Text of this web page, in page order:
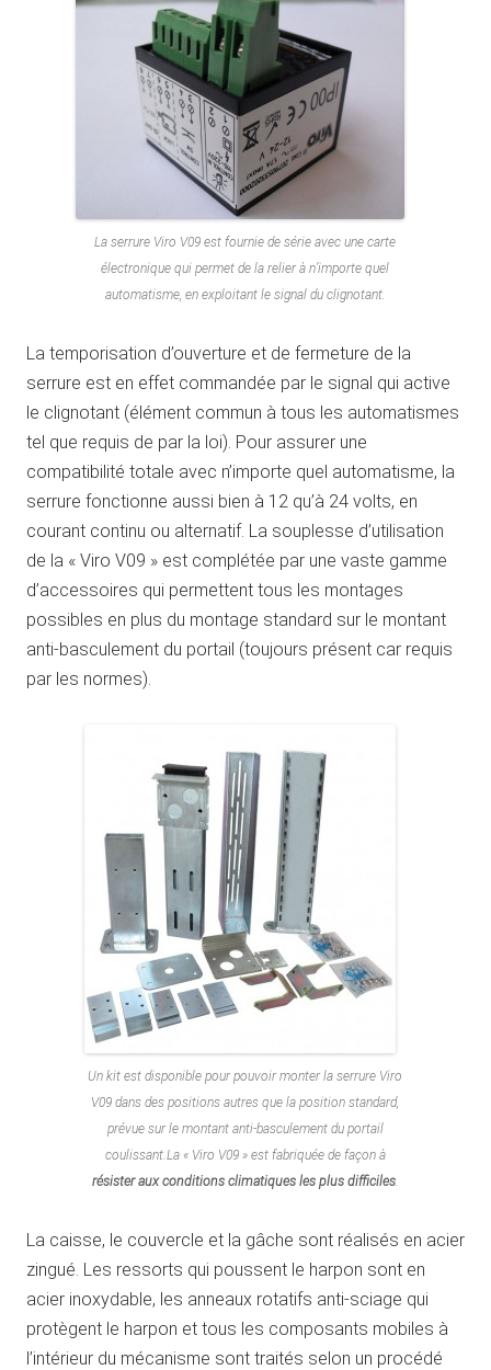
La serrure Viro V09 est fournie de série avec une carte
électronique qui permet de la relier à n’importe quel
automatisme, en exploitant le signal du clignotant.
La temporisation d’ouverture et de fermeture de la
serrure est en effet commandée par le signal qui active
le clignotant (élément commun à tous les automatismes
tel que requis de par la loi). Pour assurer une
compatibilité totale avec n’importe quel automatisme, la
serrure fonctionne aussi bien à 12 qu’à 24 volts, en
courant continu ou alternatif. La souplesse d’utilisation
de la « Viro V09 » est complétée par une vaste gamme
d’accessoires qui permettent tous les montages
possibles en plus du montage standard sur le montant
anti-basculement du portail (toujours présent car requis
par les normes).
Un kit est disponible pour pouvoir monter la serrure Viro
V09 dans des positions autres que la position standard,
prévue sur le montant anti-basculement du portail
coulissant.La « Viro V09 » est fabriquée de façon à
résister aux conditions climatiques les plus difficiles.
La caisse, le couvercle et la gâche sont réalisés en acier
zingué. Les ressorts qui poussent le harpon sont en
acier inoxydable, les anneaux rotatifs anti-sciage qui
protègent le harpon et tous les composants mobiles à
l’intérieur du mécanisme sont traités selon un procédé